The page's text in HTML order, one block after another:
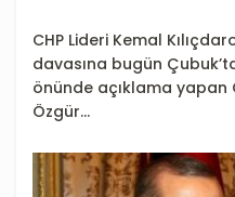
CHP Lideri Kemal
davasına bugün
önünde açıklama yapan
Özgür...